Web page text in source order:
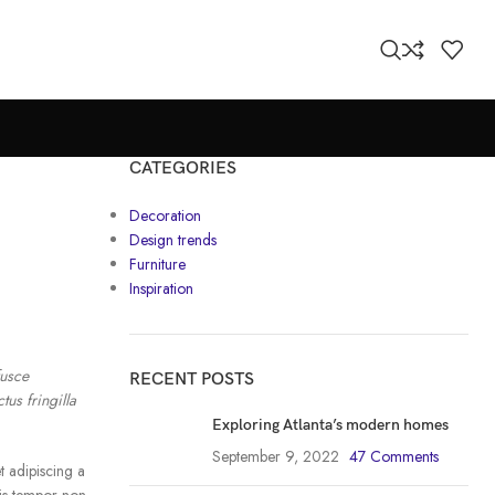
fringilla
adipiscing a
CATEGORIES
Decoration
Design trends
Furniture
Inspiration
RECENT POSTS
Exploring Atlanta’s modern homes
September 9, 2022 47 Comments